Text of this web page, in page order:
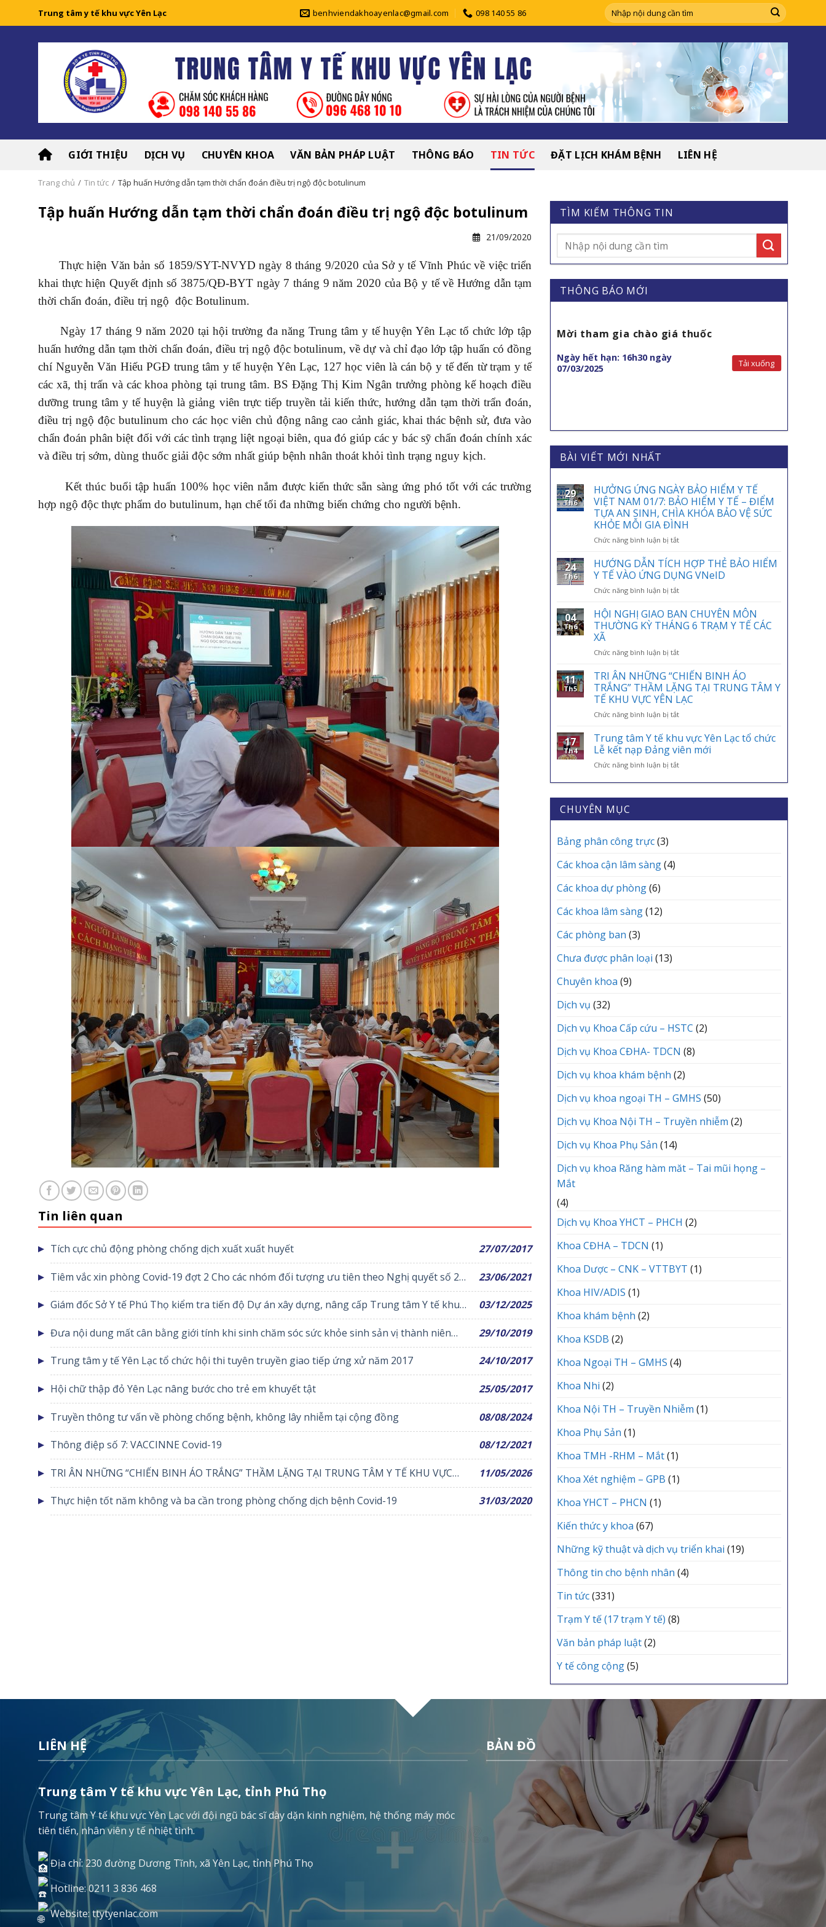
Trung tâm y tế khu vực Yên Lạc benhviendakhoayenlac@gmail.com 098 140 55 86
GIỚI THIỆU DỊCH VỤ CHUYÊN KHOA VĂN BẢN PHÁP LUẬT THÔNG BÁO TIN TỨC ĐẶT LỊCH KHÁM BỆNH LIÊN HỆ
Trang chủ / Tin tức / Tập huấn Hướng dẫn tạm thời chẩn đoán điều trị ngộ độc botulinum
Tập huấn Hướng dẫn tạm thời chẩn đoán điều trị ngộ độc botulinum
21/09/2020
Thực hiện Văn bản số 1859/SYT-NVYD ngày 8 tháng 9/2020 của Sở y tế Vĩnh Phúc về việc triển
khai thực hiện Quyết định số 3875/QĐ-BYT ngày 7 tháng 9 năm 2020 của Bộ y tế về Hướng dẫn tạm
thời chẩn đoán, điều trị ngộ độc Botulinum.
Ngày 17 tháng 9 năm 2020 tại hội trường đa năng Trung tâm y tế huyện Yên Lạc tổ chức lớp tập
huấn hướng dẫn tạm thời chẩn đoán, điều trị ngộ độc botulinum, về dự và chỉ đạo lớp tập huấn có đồng
chí Nguyễn Văn Hiếu PGĐ trung tâm y tế huyện Yên Lạc, 127 học viên là cán bộ y tế đến từ trạm y tế
các xã, thị trấn và các khoa phòng tại trung tâm. BS Đặng Thị Kim Ngân trưởng phòng kế hoạch điều
dưỡng trung tâm y tế huyện là giảng viên trực tiếp truyền tải kiến thức, hướng dẫn tạm thời trẩn đoán,
điều trị ngộ độc butulinum cho các học viên chủ động nâng cao cảnh giác, khai thác bệnh sử, đưa vào
chẩn đoán phân biệt đối với các tình trạng liệt ngoại biên, qua đó giúp các y bác sỹ chẩn đoán chính xác
và điều trị sớm, dùng thuốc giải độc sớm nhất giúp bệnh nhân thoát khỏi tình trạng nguy kịch.
Kết thúc buổi tập huấn 100% học viên nắm được kiến thức sẵn sàng ứng phó tốt với các trường
hợp ngộ độc thực phẩm do butulinum, hạn chế tối đa những biến chứng cho người bệnh.
Tin liên quan
Tích cực chủ động phòng chống dịch xuất xuất huyết 27/07/2017
Tiêm vắc xin phòng Covid-19 đợt 2 Cho các nhóm đối tượng ưu tiên theo Nghị quyết số 21
của Chính phủ
23/06/2021
Giám đốc Sở Y tế Phú Thọ kiểm tra tiến độ Dự án xây dựng, nâng cấp Trung tâm Y tế khu
vực Yên Lạc giai đoạn 2
03/12/2025
Đưa nội dung mất cân bằng giới tính khi sinh chăm sóc sức khỏe sinh sản vị thành niên
vào các hoạt động ngoại khóa trong trường học
29/10/2019
Trung tâm y tế Yên Lạc tổ chức hội thi tuyên truyền giao tiếp ứng xử năm 2017 24/10/2017
Hội chữ thập đỏ Yên Lạc nâng bước cho trẻ em khuyết tật 25/05/2017
Truyền thông tư vấn về phòng chống bệnh, không lây nhiễm tại cộng đồng 08/08/2024
Thông điệp số 7: VACCINNE Covid-19 08/12/2021
TRI ÂN NHỮNG “CHIẾN BINH ÁO TRẮNG” THẦM LẶNG TẠI TRUNG TÂM Y TẾ KHU VỰC
YÊN LẠC
11/05/2026
Thực hiện tốt năm không và ba cần trong phòng chống dịch bệnh Covid-19 31/03/2020
TÌM KIẾM THÔNG TIN
THÔNG BÁO MỚI
Mời tham gia chào giá thuốc
Ngày hết hạn: 16h30 ngày
07/03/2025
Tải xuống
hành khám
Tải xuống
Thư mời báo giá cho gói thầu thay thế
vật tư hệ thống lọc nước phục vụ công
tác chuyên môn tại trung tâm y tế khu
vực Yên Lạc
Ngày hết hạn: 25-07-2026 Tải xuống
Thư mới chào giá Bộ xử lý hình ảnh và
ống soi mềm
Ngày hết hạn: 31/07/2026 Tải xuống
BÀI VIẾT MỚI NHẤT
29
Th6
HƯỞNG ỨNG NGÀY BẢO HIỂM Y TẾ
VIỆT NAM 01/7: BẢO HIỂM Y TẾ – ĐIỂM
TỰA AN SINH, CHÌA KHÓA BẢO VỆ SỨC
KHỎE MỖI GIA ĐÌNH
Chức năng bình luận bị tắtở
ỨNG
NGÀY
BẢO
HIỂM
TẾ
VIỆT
BẢO
Y
TẾ
ĐIỂM
TỰA
SINH,
CHÌA
BẢO
KHỎE
GIA
24
Th6
HƯỚNG DẪN TÍCH HỢP THẺ BẢO HIỂM
Y TẾ VÀO ỨNG DỤNG VNeID
Chức năng bình luận bị tắtở
DẪN
TÍCH
HỢP
BẢO
Y
TẾ
VÀO
ỨNG
DỤNG
04
Th6
HỘI NGHỊ GIAO BAN CHUYÊN MÔN
THƯỜNG KỲ THÁNG 6 TRẠM Y TẾ CÁC
XÃ
Chức năng bình luận bị tắtở
NGHỊ
GIAO
BAN
CHUYÊN
MÔN
KỲ
THÁNG
6
TRẠM
CÁC
11
Th5
TRI ÂN NHỮNG “CHIẾN BINH ÁO
TRẮNG” THẦM LẶNG TẠI TRUNG TÂM Y
TẾ KHU VỰC YÊN LẠC
Chức năng bình luận bị tắtở
ÂN
NHỮNG
“CHIẾN
BINH
TRẮNG”
THẦM
17
Th4
Trung tâm Y tế khu vực Yên Lạc tổ chức
Lễ kết nạp Đảng viên mới
Chức năng bình luận bị tắtở
tâm
CHUYÊN MỤC
Bảng phân công trực(3)
Các khoa cận lâm sàng(4)
Các khoa dự phòng(6)
Các khoa lâm sàng(12)
Các phòng ban (3)
Chưa được phân loại (13)
Chuyên khoa (9)
Dịch vụ (32)
Dịch vụ Khoa Cấp cứu – HSTC (2)
Dịch vụ Khoa CĐHA- TDCN (8)
Dịch vụ khoa khám bệnh (2)
Dịch vụ khoa ngoại TH – GMHS (50)
Dịch vụ Khoa Nội TH – Truyền nhiễm (2)
Dịch vụ Khoa Phụ Sản (14)
Dịch vụ khoa Răng hàm măt – Tai mũi họng –
Mắt
(4)
Dịch vụ Khoa YHCT – PHCH (2)
Khoa CĐHA – TDCN (1)
Khoa Dược – CNK – VTTBYT (1)
Khoa HIV/ADIS (1)
Khoa khám bệnh (2)
Khoa KSDB (2)
Khoa Ngoại TH – GMHS (4)
Khoa Nhi (2)
Khoa Nội TH – Truyền Nhiễm (1)
Khoa Phụ Sản (1)
Khoa TMH -RHM – Mắt(1)
Khoa Xét nghiệm – GPB (1)
Khoa YHCT – PHCN (1)
Kiến thức y khoa (67)
Những kỹ thuật và dịch vụ triển khai (19)
Thông tin cho bệnh nhân (4)
Tin tức(331)
Trạm Y tế (17 trạm Y tế) (8)
Văn bản pháp luật(2)
Y tế công cộng(5)
LIÊN HỆ
Trung tâm Y tế khu vực Yên Lạc, tỉnh Phú Thọ
Trung tâm Y tế khu vực Yên Lạc với đội ngũ bác sĩ dày dặn kinh nghiệm, hệ thống máy móc
tiên tiến, nhân viên y tế nhiệt tình.
Địa chỉ: 230 đường Dương Tĩnh, xã Yên Lạc, tỉnh Phú Thọ
Hotline: 0211 3 836 468
Website: ttytyenlac.com
BẢN ĐỒ